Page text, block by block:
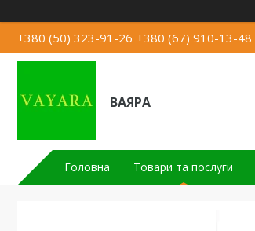
+380 (50) 323-91-26 +380 (67) 910-13-48
ВАЯРА
Головна Товари та послуги